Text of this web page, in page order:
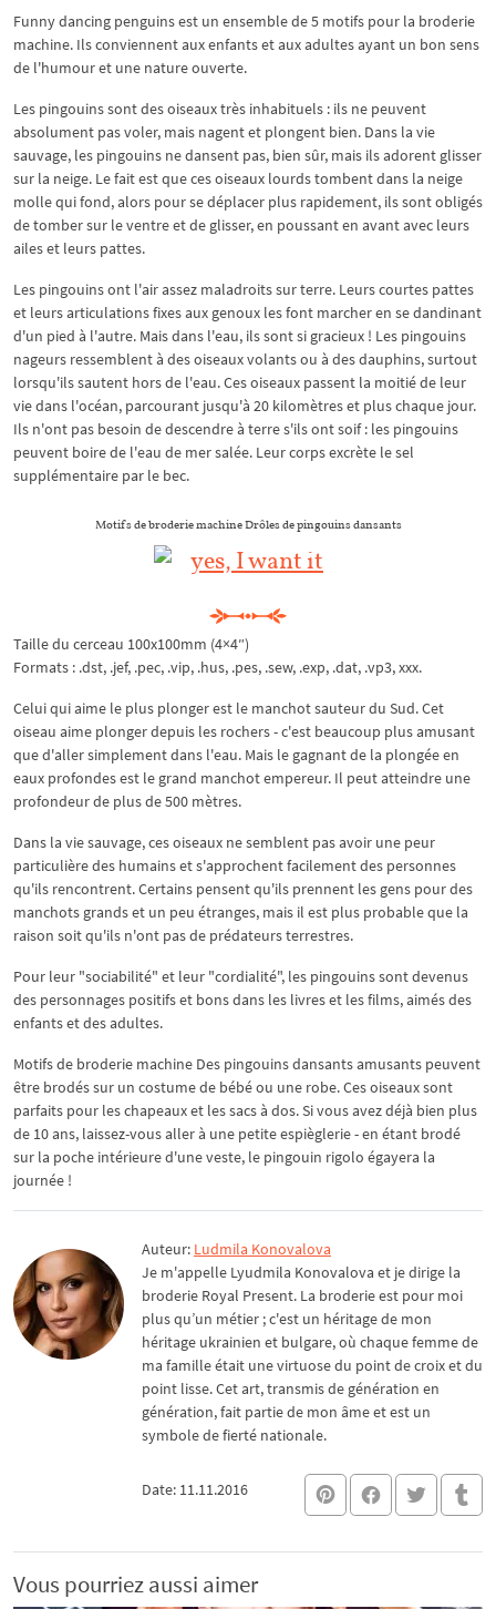
Funny dancing penguins est un ensemble de 5 motifs pour la broderie
machine. Ils conviennent aux enfants et aux adultes ayant un bon sens
de l'humour et une nature ouverte.
Les pingouins sont des oiseaux très inhabituels : ils ne peuvent
absolument pas voler, mais nagent et plongent bien. Dans la vie
sauvage, les pingouins ne dansent pas, bien sûr, mais ils adorent glisser
sur la neige. Le fait est que ces oiseaux lourds tombent dans la neige
molle qui fond, alors pour se déplacer plus rapidement, ils sont obligés
de tomber sur le ventre et de glisser, en poussant en avant avec leurs
ailes et leurs pattes.
Les pingouins ont l'air assez maladroits sur terre. Leurs courtes pattes
et leurs articulations fixes aux genoux les font marcher en se dandinant
d'un pied à l'autre. Mais dans l'eau, ils sont si gracieux ! Les pingouins
nageurs ressemblent à des oiseaux volants ou à des dauphins, surtout
lorsqu'ils sautent hors de l'eau. Ces oiseaux passent la moitié de leur
vie dans l'océan, parcourant jusqu'à 20 kilomètres et plus chaque jour.
Ils n'ont pas besoin de descendre à terre s'ils ont soif : les pingouins
peuvent boire de l'eau de mer salée. Leur corps excrète le sel
supplémentaire par le bec.
Motifs de broderie machine Drôles de pingouins dansants
Taille du cerceau 100x100mm (4×4″)
Formats : .dst, .jef, .pec, .vip, .hus, .pes, .sew, .exp, .dat, .vp3, xxx.
Celui qui aime le plus plonger est le manchot sauteur du Sud. Cet
oiseau aime plonger depuis les rochers - c'est beaucoup plus amusant
que d'aller simplement dans l'eau. Mais le gagnant de la plongée en
eaux profondes est le grand manchot empereur. Il peut atteindre une
profondeur de plus de 500 mètres.
Dans la vie sauvage, ces oiseaux ne semblent pas avoir une peur
particulière des humains et s'approchent facilement des personnes
qu'ils rencontrent. Certains pensent qu'ils prennent les gens pour des
manchots grands et un peu étranges, mais il est plus probable que la
raison soit qu'ils n'ont pas de prédateurs terrestres.
Pour leur "sociabilité" et leur "cordialité", les pingouins sont devenus
des personnages positifs et bons dans les livres et les films, aimés des
enfants et des adultes.
Motifs de broderie machine Des pingouins dansants amusants peuvent
être brodés sur un costume de bébé ou une robe. Ces oiseaux sont
parfaits pour les chapeaux et les sacs à dos. Si vous avez déjà bien plus
de 10 ans, laissez-vous aller à une petite espièglerie - en étant brodé
sur la poche intérieure d'une veste, le pingouin rigolo égayera la
journée !
Auteur: Ludmila Konovalova
Je m'appelle Lyudmila Konovalova et je dirige la
broderie Royal Present. La broderie est pour moi
plus qu’un métier ; c'est un héritage de mon
héritage ukrainien et bulgare, où chaque femme de
ma famille était une virtuose du point de croix et du
point lisse. Cet art, transmis de génération en
génération, fait partie de mon âme et est un
symbole de fierté nationale.
Date: 11.11.2016
Vous pourriez aussi aimer